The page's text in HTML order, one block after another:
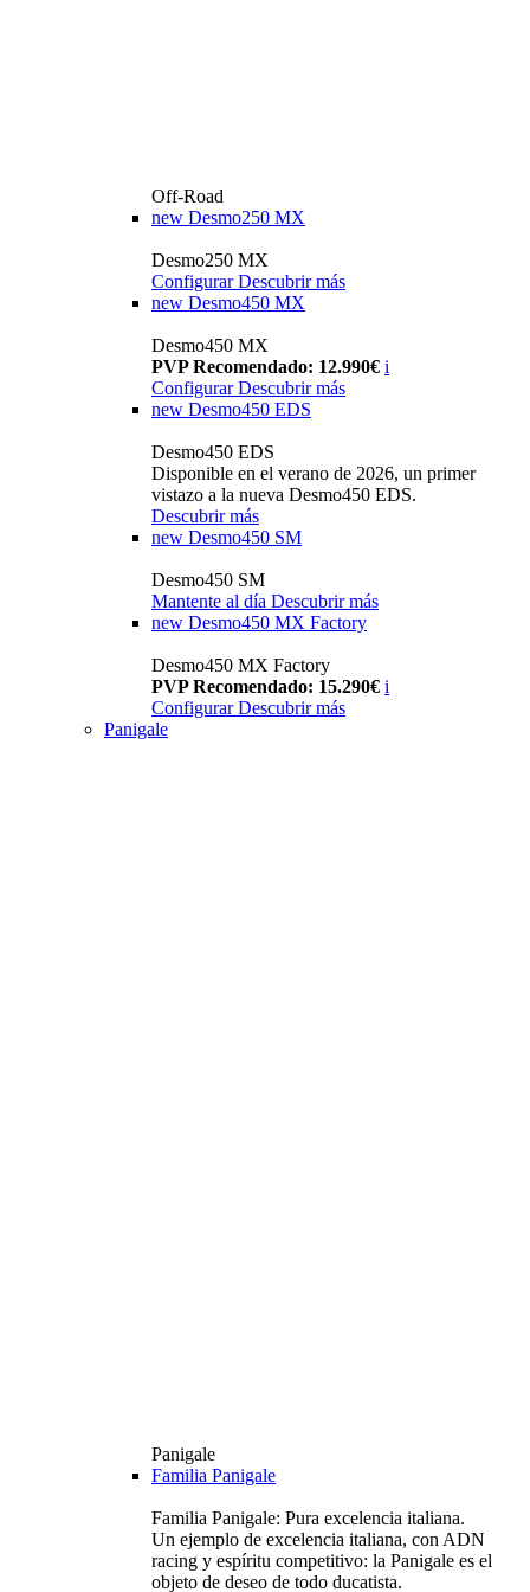
Off-Road
new Desmo250 MX
Desmo250 MX
Configurar Descubrir más
new Desmo450 MX
Desmo450 MX
PVP Recomendado: 12.990€ i
Configurar Descubrir más
new Desmo450 EDS
Desmo450 EDS
Disponible en el verano de 2026, un primer
vistazo a la nueva Desmo450 EDS.
Descubrir más
new Desmo450 SM
Desmo450 SM
Mantente al día Descubrir más
new Desmo450 MX Factory
Desmo450 MX Factory
PVP Recomendado: 15.290€ i
Configurar Descubrir más
Panigale
Panigale
Familia Panigale
Familia Panigale: Pura excelencia italiana.
Un ejemplo de excelencia italiana, con ADN
racing y espíritu competitivo: la Panigale es el
objeto de deseo de todo ducatista.